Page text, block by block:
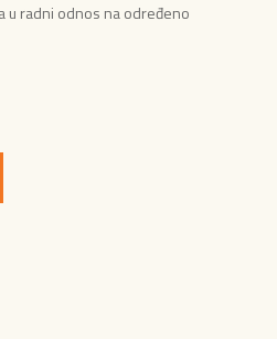
u radni odnos na određeno